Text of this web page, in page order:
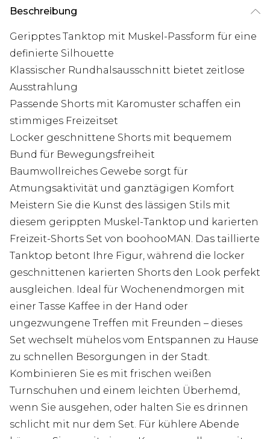
Beschreibung
Geripptes Tanktop mit Muskel-Passform für eine
definierte Silhouette
Klassischer Rundhalsausschnitt bietet zeitlose
Ausstrahlung
Passende Shorts mit Karomuster schaffen ein
stimmiges Freizeitset
Locker geschnittene Shorts mit bequemem
Bund für Bewegungsfreiheit
Baumwollreiches Gewebe sorgt für
Atmungsaktivität und ganztägigen Komfort
Meistern Sie die Kunst des lässigen Stils mit
diesem gerippten Muskel-Tanktop und karierten
Freizeit-Shorts Set von boohooMAN. Das taillierte
Tanktop betont Ihre Figur, während die locker
geschnittenen karierten Shorts den Look perfekt
ausgleichen. Ideal für Wochenendmorgen mit
einer Tasse Kaffee in der Hand oder
ungezwungene Treffen mit Freunden – dieses
Set wechselt mühelos vom Entspannen zu Hause
zu schnellen Besorgungen in der Stadt.
Kombinieren Sie es mit frischen weißen
Turnschuhen und einem leichten Überhemd,
wenn Sie ausgehen, oder halten Sie es drinnen
schlicht mit nur dem Set. Für kühlere Abende